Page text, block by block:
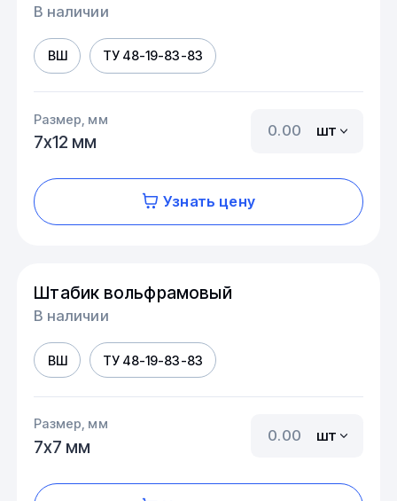
В наличии
ВШ ТУ 48-19-83-83
Размер, мм
7х12 мм
шт
Узнать цену
Штабик вольфрамовый
В наличии
ВШ ТУ 48-19-83-83
Размер, мм
7х7 мм
шт